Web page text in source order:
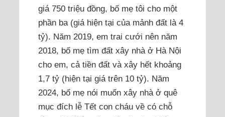
giá 750 triệu đồng, bố mẹ tôi cho một
phần ba (giá hiện tại của mảnh đất là 4
tỷ). Năm 2019, em trai cưới nên năm
2018, bố mẹ tìm đất xây nhà ở Hà Nội
cho em, cả tiền đất và xây hết khoảng
1,7 tỷ (hiện tại giá trên 10 tỷ). Năm
2024, bố mẹ nói muốn xây nhà ở quê
mục đích lễ Tết con cháu về có chỗ